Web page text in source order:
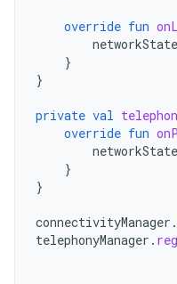
override fun
networkState
}
}
private val
override fun
networkState
}
}
connectivityManager .
telephonyManager .